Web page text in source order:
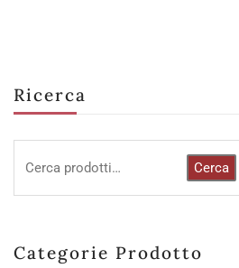
Ricerca
Cerca
Categorie Prodotto